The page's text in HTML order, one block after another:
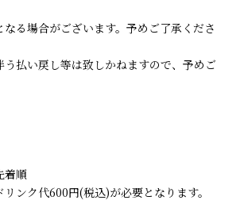
る場合がございます。予めご了承くださ
払い戻し等は致しかねますので、予めご
着順
ンク代600円(税込)が必要となります。